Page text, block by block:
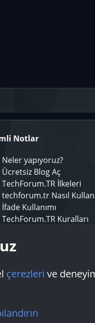
Notlar
Neler yapıyoruz?
Ücretsiz Blog Aç
TechForum.TR İlkeleri
techforum.tr Nasıl
İfade Kullanımı
TechForum.TR Kuralları
Moderatör Başvurusu -
Makale Yazarı Başvurusu
çerezleri ve